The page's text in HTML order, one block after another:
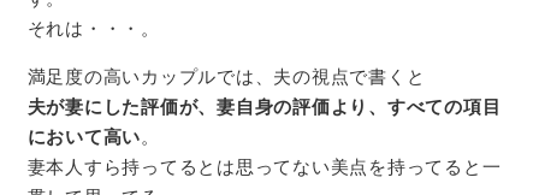
それは・・・。
満足度の高いカップルでは、夫の視点で書くと
夫が妻にした評価が、妻自身の評価より、すべての項目
において高い。
妻本人すら持ってるとは思ってない美点を持ってると一